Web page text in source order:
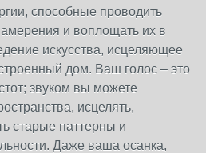
способные проводить
и воплощать их в
искусства, исцеляющее
дом. Ваш голос – это
звуком вы можете
исцелять,
старые паттерны и
Даже ваша осанка,